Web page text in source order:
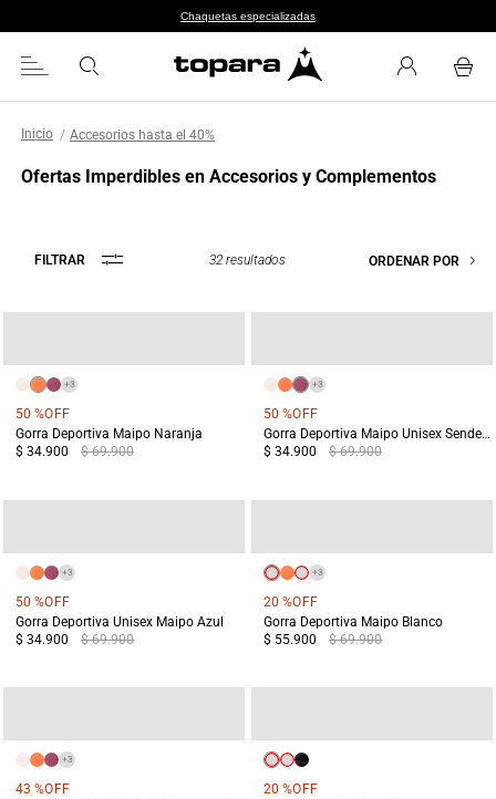
Chaquetas especializadas
Accesorios hasta el 40%
Ofertas Imperdibles en Accesorios y Complementos
FILTRAR 32resultados ORDENAR POR
+3
50 %OFF
Gorra Deportiva Maipo Naranja
$ 34.900
$ 69.900
+3
50 %OFF
Gorra Deportiva Maipo Unisex Senderismo Rosado
$ 34.900
$ 69.900
+3
50 %OFF
Gorra Deportiva Unisex Maipo Azul
$ 34.900
$ 69.900
+3
20 %OFF
Gorra Deportiva Maipo Blanco
$ 55.900
$ 69.900
+3
43 %OFF
20 %OFF